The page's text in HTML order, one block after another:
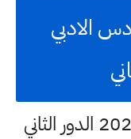
الادبي